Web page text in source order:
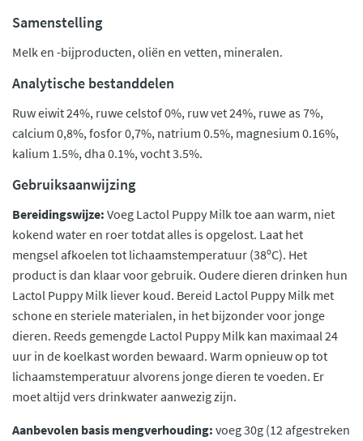
Samenstelling
Melk en -bijproducten, oliën en vetten, mineralen.
Analytische bestanddelen
Ruw eiwit 24%, ruwe celstof 0%, ruw vet 24%, ruwe as 7%,
calcium 0,8%, fosfor 0,7%, natrium 0.5%, magnesium 0.16%,
kalium 1.5%, dha 0.1%, vocht 3.5%.
Gebruiksaanwijzing
Bereidingswijze: Voeg Lactol Puppy Milk toe aan warm, niet
kokend water en roer totdat alles is opgelost. Laat het
mengsel afkoelen tot lichaamstemperatuur (38ºC). Het
product is dan klaar voor gebruik. Oudere dieren drinken hun
Lactol Puppy Milk liever koud. Bereid Lactol Puppy Milk met
schone en steriele materialen, in het bijzonder voor jonge
dieren. Reeds gemengde Lactol Puppy Milk kan maximaal 24
uur in de koelkast worden bewaard. Warm opnieuw op tot
lichaamstemperatuur alvorens jonge dieren te voeden. Er
moet altijd vers drinkwater aanwezig zijn.
Aanbevolen basis mengverhouding: voeg 30g (12 afgestreken